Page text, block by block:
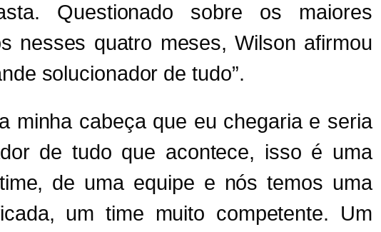
Questionado sobre os maiores
nesses quatro meses, Wilson afirmou
solucionador de tudo”.
minha cabeça que eu chegaria e seria
de tudo que acontece, isso é uma
de uma equipe e nós temos uma
um time muito competente. Um